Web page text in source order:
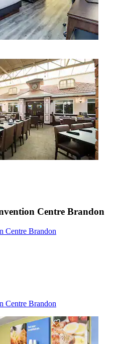
Centre Brandon
Centre Brandon
Centre Brandon